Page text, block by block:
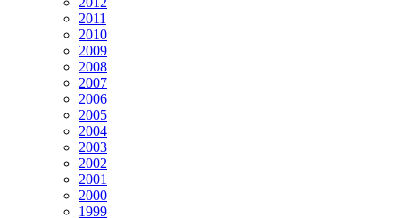
2011
2010
2009
2008
2007
2006
2005
2004
2003
2002
2001
2000
1999